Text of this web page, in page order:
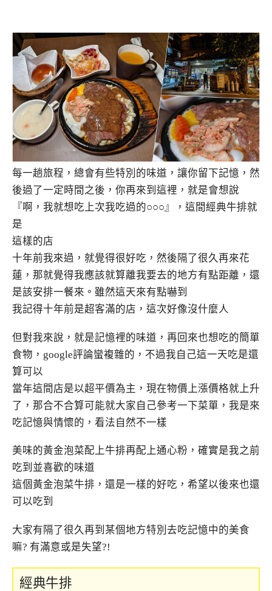
每一趟旅程，總會有些特別的味道，讓你留下記憶，然
後過了一定時間之後，你再來到這裡，就是會想說
『啊，我就想吃上次我吃過的○○○』，這間經典牛排就
是
這樣的店
十年前我來過，就覺得很好吃，然後隔了很久再來花
蓮，那就覺得我應該就算離我要去的地方有點距離，還
是該安排一餐來。雖然這天來有點嚇到
我記得十年前是超客滿的店，這次好像沒什麼人
但對我來說，就是記憶裡的味道，再回來也想吃的簡單
食物，google評論蠻複雜的，不過我自己這一天吃是還
算可以
當年這間店是以超平價為主，現在物價上漲價格就上升
了，那合不合算可能就大家自己參考一下菜單，我是來
吃記憶與情懷的，看法自然不一樣
美味的黃金泡菜配上牛排再配上通心粉，確實是我之前
吃到並喜歡的味道
這個黃金泡菜牛排，還是一樣的好吃，希望以後來也還
可以吃到
大家有隔了很久再到某個地方特別去吃記憶中的美食
嘛? 有滿意或是失望?!
經典牛排